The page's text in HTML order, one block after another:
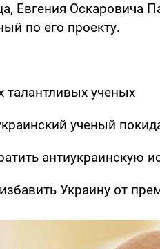
Евгения Оскаровича
по его проекту.
талантливых ученых
ученый
антиукраинскую
Украину от